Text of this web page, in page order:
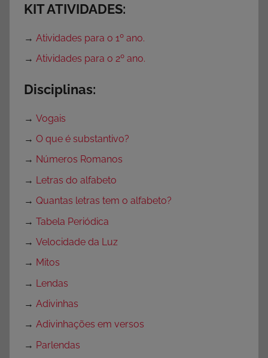
KIT ATIVIDADES:
→ Atividades para o 1º ano.
→ Atividades para o 2º ano.
Disciplinas:
→ Vogais
→ O que é substantivo?
→ Números Romanos
→ Letras do alfabeto
→ Quantas letras tem o alfabeto?
→ Tabela Periódica
→ Velocidade da Luz
→ Mitos
→ Lendas
→ Adivinhas
→ Adivinhações em versos
→ Parlendas